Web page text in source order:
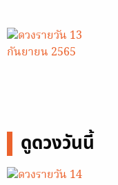
ดูดวงวันนี้